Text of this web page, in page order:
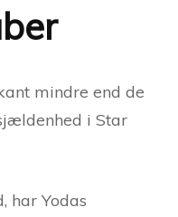
mindre end de
i Star
har Yodas